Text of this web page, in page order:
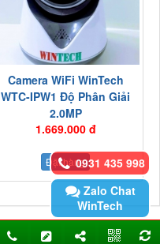
Camera WiFi WinTech
WTC-IPW1 Độ Phân Giải
2.0MP
1.669.000 đ
Đặt hàng0931 435 998
Zalo Chat
WinTech